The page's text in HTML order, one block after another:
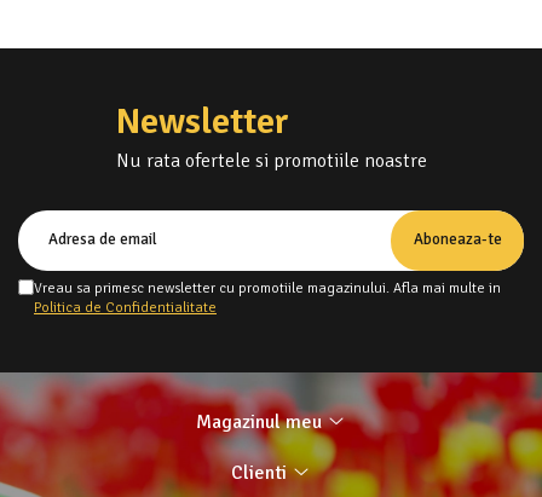
Se vede că au fost ambalate cu
Newsletter
Nu rata ofertele si promotiile noastre
Vreau sa primesc newsletter cu promotiile magazinului. Afla mai multe in
Politica de Confidentialitate
Magazinul meu
Clienti